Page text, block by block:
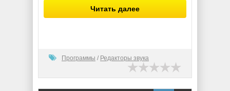
Читать далее
Программы / Редакторы звука